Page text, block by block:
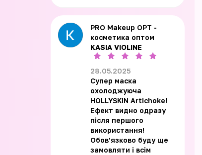
PRO Makeup OPT -
косметика оптом
KASIA VIOLINE
28.05.2025
Супер маска
охолоджуюча
HOLLYSKIN Artichoke!
Ефект видно одразу
після першого
використання!
Обовʼязково буду ще
замовляти і всім